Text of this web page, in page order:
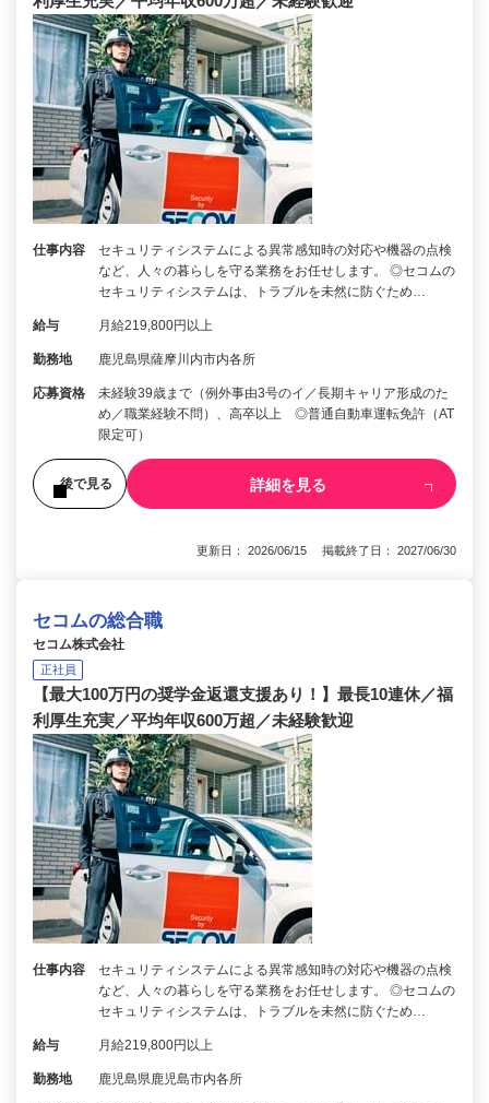
仕事内容
セキュリティシステムによる異常感知時の対応や機器の点検
など、人々の暮らしを守る業務をお任せします。 ◎セコムの
セキュリティシステムは、トラブルを未然に防ぐため…
給与 月給219,800円以上
勤務地 鹿児島県薩摩川内市内各所
応募資格
未経験39歳まで（例外事由3号のイ／長期キャリア形成のた
め／職業経験不問）、高卒以上 ◎普通自動車運転免許（AT
限定可）
後で見る 詳細を見る
更新日： 2026/06/15 掲載終了日： 2027/06/30
セコムの総合職
セコム株式会社
正社員
【最大100万円の奨学金返還支援あり！】最長10連休／福
利厚生充実／平均年収600万超／未経験歓迎
仕事内容
セキュリティシステムによる異常感知時の対応や機器の点検
など、人々の暮らしを守る業務をお任せします。 ◎セコムの
セキュリティシステムは、トラブルを未然に防ぐため…
給与 月給219,800円以上
勤務地 鹿児島県鹿児島市内各所